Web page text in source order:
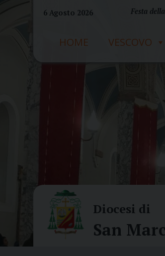
6 Agosto 2026 Festa
HOME VESCOVO
Diocesi di
San